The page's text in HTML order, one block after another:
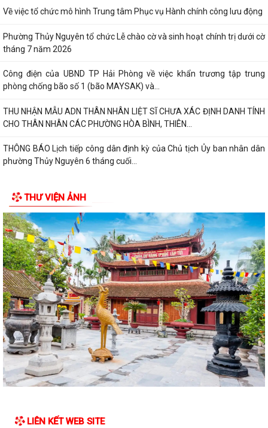
Về việc tổ chức mô hình Trung tâm Phục vụ Hành chính công lưu động
Phường Thủy Nguyên tổ chức Lễ chào cờ và sinh hoạt chính trị dưới cờ
tháng 7 năm 2026
Công điện của UBND TP Hải Phòng về việc khẩn trương tập trung
phòng chống bão số 1 (bão MAYSAK) và...
THU NHẬN MẪU ADN THÂN NHÂN LIỆT SĨ CHƯA XÁC ĐỊNH DANH TÍNH
CHO THÂN NHÂN CÁC PHƯỜNG HÒA BÌNH, THIÊN...
THÔNG BÁO Lịch tiếp công dân định kỳ của Chủ tịch Ủy ban nhân dân
phường Thủy Nguyên 6 tháng cuối...
THÂN NHÂN LIỆT SĨ CHƯA XÁC ĐỊNH DANH TÍNH
PHƯỜNG THỦY NGUYÊN TRIỂN KHAI VẬN ĐỘNG ỦNG HỘ QUỸ "ĐỀN ƠN
ĐÁP NGHĨA" NĂM 2026
THÔNG TIN VỀ VIỆC SẮP XẾP, TỔ CHỨC LẠI CÁC TỔ DÂN PHỐ TRÊN
ĐỊA BÀN PHƯỜNG THỦY NGUYÊN
Nghị quyết thành lập phòng chuyên môn
Trung tâm chính trị phường Thủy Nguyên tiếp tục tổ chức lớp bồi
dưỡng lý luận chính trị và nghiệp...
Thông báo của UBND phường Thủy Nguyên Tóm tắt thành tích cá
nhân đề nghị xét tặng danh hiệu nhà...
THƯ VIỆN ẢNH
LIÊN KẾT WEB SITE